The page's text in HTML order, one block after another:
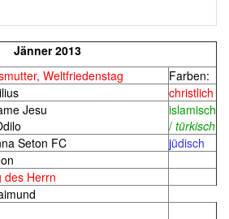
Jänner 2013
Weltfriedenstag
Farben:
christlich
Jesu
islamisch
/ türkisch
Seton FC jüdisch
des Herrn